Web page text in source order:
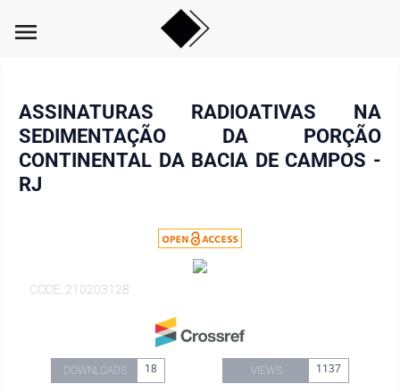
menu
ASSINATURAS RADIOATIVAS NA
SEDIMENTAÇÃO DA PORÇÃO
CONTINENTAL DA BACIA DE CAMPOS -
RJ
CODE: 210203128
DOWNLOADS 18 VIEWS 1137